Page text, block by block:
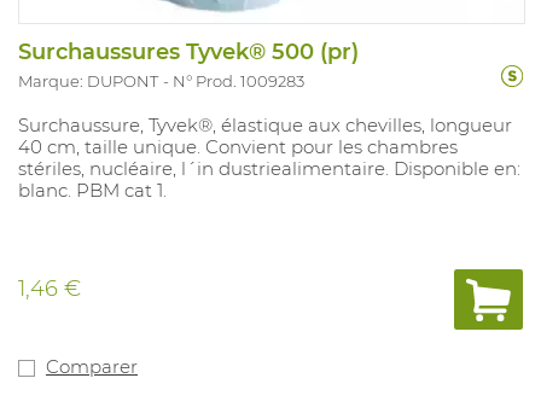
Surchaussures Tyvek® 500 (pr)
Marque: DUPONT N° Prod. 1009283
Surchaussure, Tyvek®, élastique aux chevilles, longueur
40 cm, taille unique. Convient pour les chambres
stériles, nucléaire, l´in dustriealimentaire. Disponible en:
blanc. PBM cat 1.
1,46 €
Comparer